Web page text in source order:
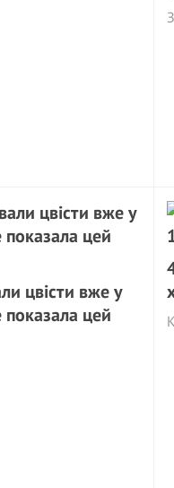
цвісти вже у
показала цей